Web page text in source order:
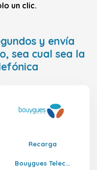
un clic.
y envía
sea cual sea la
Recarga
Bouygues Telec...